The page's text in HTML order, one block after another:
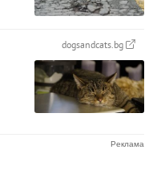
dogsandcats.bg